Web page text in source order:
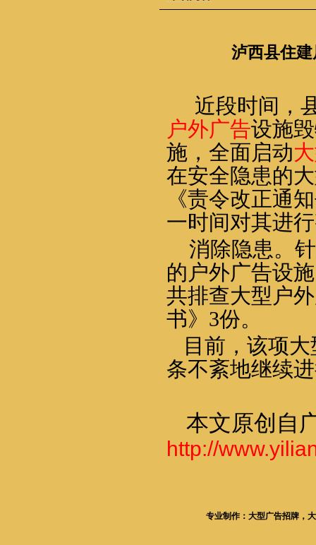
泸西县住
近段时间，
户外广告设施
施，全面启动
在安全隐患的
《责令改正通
一时间对其进
消除隐患。
的户外广告设
共排查大型户
书》 3份。
目前，该项
条不紊地继续
本文原创自
http://
专业制作：大型广告招牌，